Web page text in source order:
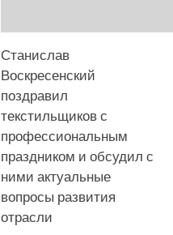
Станислав
Воскресенский
поздравил
текстильщиков с
профессиональным
праздником и обсудил с
ними актуальные
вопросы развития
отрасли